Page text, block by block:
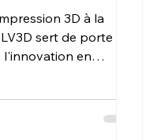
chez LV3D.
3D à la
sert de porte
l'innovation en
longs délais. Il